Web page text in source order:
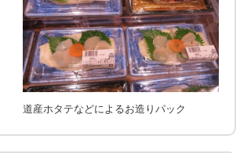
道産ホタテなどによるお造りパック